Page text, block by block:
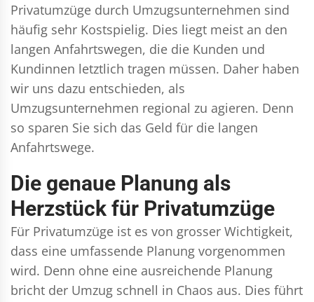
Privatumzüge durch Umzugsunternehmen sind
häufig sehr Kostspielig. Dies liegt meist an den
langen Anfahrtswegen, die die Kunden und
Kundinnen letztlich tragen müssen. Daher haben
wir uns dazu entschieden, als
Umzugsunternehmen regional zu agieren. Denn
so sparen Sie sich das Geld für die langen
Anfahrtswege.
Die genaue Planung als
Herzstück für Privatumzüge
Für Privatumzüge ist es von grosser Wichtigkeit,
dass eine umfassende Planung vorgenommen
wird. Denn ohne eine ausreichende Planung
bricht der Umzug schnell in Chaos aus. Dies führt